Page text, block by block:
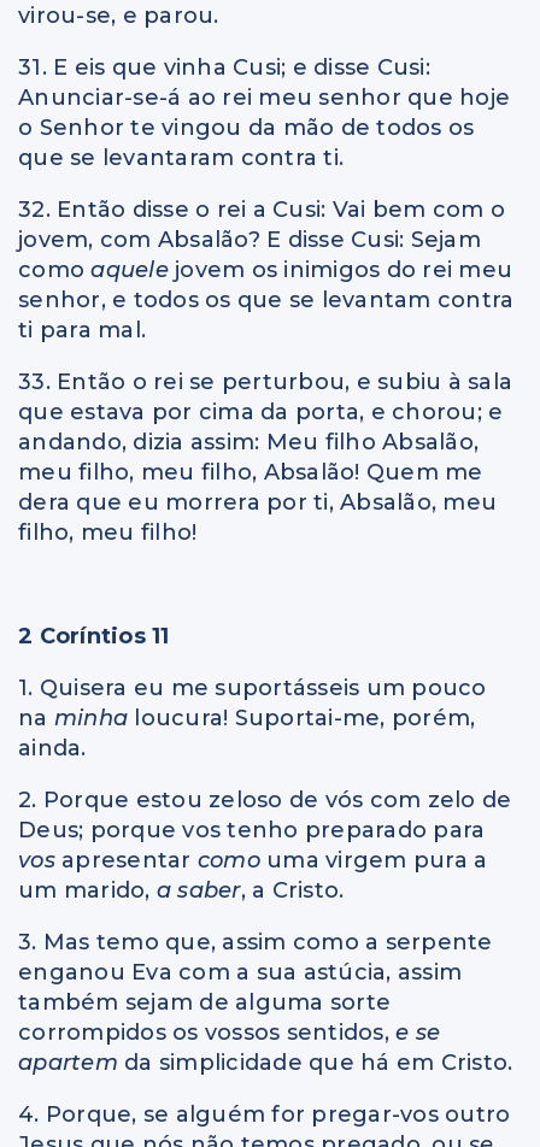
virou-se, e parou.
31. E eis que vinha Cusi; e disse Cusi:
Anunciar-se-á ao rei meu senhor que hoje
o Senhor te vingou da mão de todos os
que se levantaram contra ti.
32. Então disse o rei a Cusi: Vai bem com o
jovem, com Absalão? E disse Cusi: Sejam
comoaquele jovem os inimigos do rei meu
senhor, e todos os que se levantam contra
ti para mal.
33. Então o rei se perturbou, e subiu à sala
que estava por cima da porta, e chorou; e
andando, dizia assim: Meu filho Absalão,
meu filho, meu filho, Absalão! Quem me
dera que eu morrera por ti, Absalão, meu
filho, meu filho!
2 Coríntios 11
1. Quisera eu me suportásseis um pouco
na minha loucura! Suportai-me, porém,
ainda.
2. Porque estou zeloso de vós com zelo de
Deus; porque vos tenho preparado para
vos apresentar como uma virgem pura a
um marido, a saber, a Cristo.
3. Mas temo que, assim como a serpente
enganou Eva com a sua astúcia, assim
também sejam de alguma sorte
corrompidos os vossos sentidos, e se
apartem da simplicidade que há em Cristo.
4. Porque, se alguém for pregar-vos outro